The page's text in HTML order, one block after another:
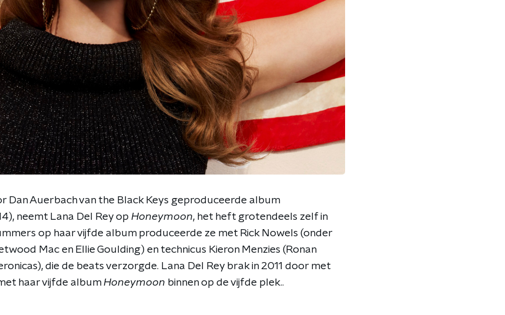
Dan Auerbach van the Black Keys geproduceerde album
neemt Lana Del Rey op Honeymoon, het heft grotendeels zelf in
op haar vijfde album produceerde ze met Rick Nowels (onder
Mac en Ellie Goulding) en technicus Kieron Menzies (Ronan
die de beats verzorgde. Lana Del Rey brak in 2011 door met
haar vijfde album Honeymoon binnen op de vijfde plek..